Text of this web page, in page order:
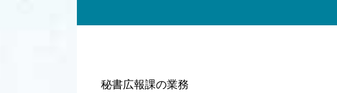
秘書広報課の業務